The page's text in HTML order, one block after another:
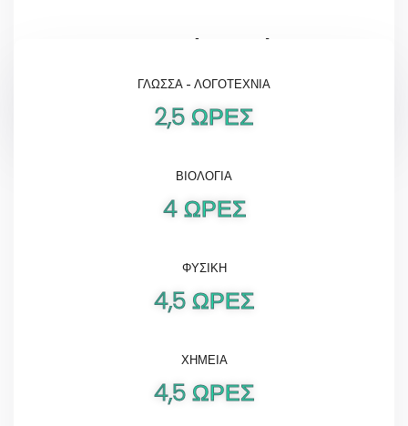
ΓΛΩΣΣΑ - ΛΟΓΟΤΕΧΝΙΑ
2,5 ΩΡΕΣ
ΒΙΟΛΟΓΙΑ
4 ΩΡΕΣ
ΦΥΣΙΚΗ
4,5 ΩΡΕΣ
ΧΗΜΕΊΑ
4,5 ΩΡΕΣ